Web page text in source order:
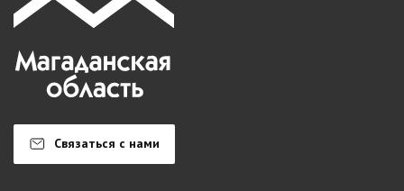
Связаться с нами